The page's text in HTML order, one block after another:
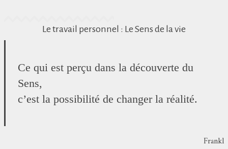
Le travail personnel : Le Sens de la vie
Ce qui est perçu dans la découverte du
Sens,
c’est la possibilité de changer la réalité.
Frankl